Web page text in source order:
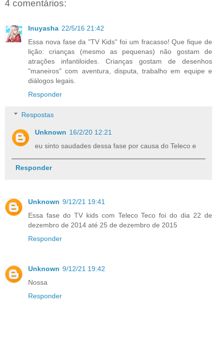
4 comentários:
Inuyasha 22/5/16 21:42
Essa nova fase da "TV Kids" foi um fracasso! Que fique de
lição: crianças (mesmo as pequenas) não gostam de
atrações infantiloides. Crianças gostam de desenhos
"maneiros" com aventura, disputa, trabalho em equipe e
diálogos legais.
Responder
Respostas
Unknown 16/2/20 12:21
eu sinto saudades dessa fase por causa do Teleco e
Responder
Unknown 9/12/21 19:41
Essa fase do TV kids com Teleco Teco foi do dia 22 de
dezembro de 2014 até 25 de dezembro de 2015
Responder
Unknown 9/12/21 19:42
Nossa
Responder